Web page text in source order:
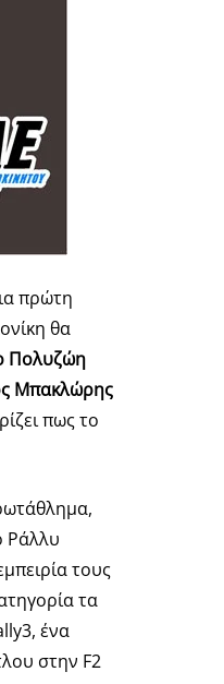
πρώτη
θα
Πολυζώη
Μπακλώρης
πως το
Ράλλυ
τους
τα
ένα
στην F2